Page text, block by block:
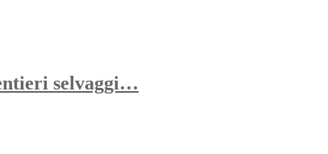
selvaggi…